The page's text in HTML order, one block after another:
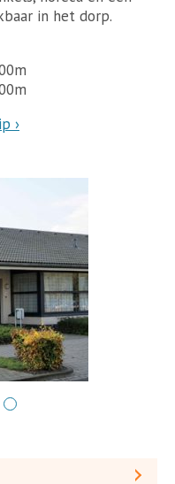
in het dorp.
›